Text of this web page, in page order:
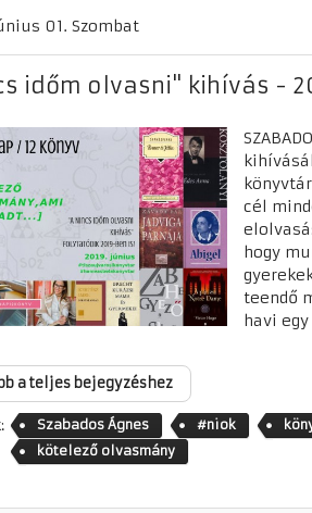
01. Szombat
időm olvasni" kihívás -
cél
hogy
teendő
havi egy
a teljes bejegyzéshez
Szabados Ágnes #niok
kötelező olvasmány